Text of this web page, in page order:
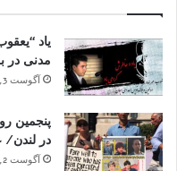
یاد
مدنی در
آگوست 3, 2026
پنجمین
در
آگوست 2, 2026